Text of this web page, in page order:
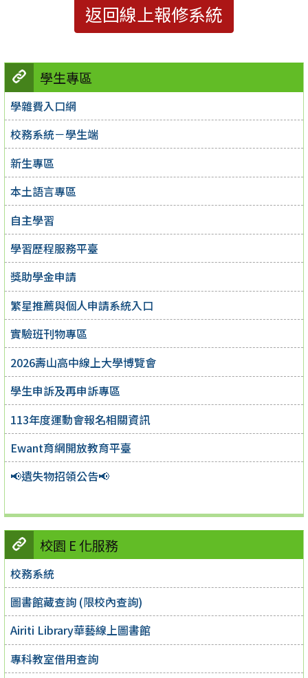
學生專區
學雜費入口網
校務系統－學生端
新生專區
本土語言專區
自主學習
學習歷程服務平臺
獎助學金申請
繁星推薦與個人申請系統入口
實驗班刊物專區
2026壽山高中線上大學博覽會
學生申訴及再申訴專區
113年度運動會報名相關資訊
Ewant育網開放教育平臺
📢遺失物招領公告📢
校園 E 化服務
校務系統
圖書館藏查詢 (限校內查詢)
Airiti Library華藝線上圖書館
專科教室借用查詢
返回線上報修系統